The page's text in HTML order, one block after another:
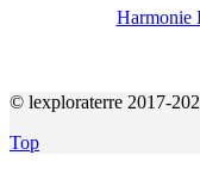
Harmonie
© lexploraterre 2017-
Top